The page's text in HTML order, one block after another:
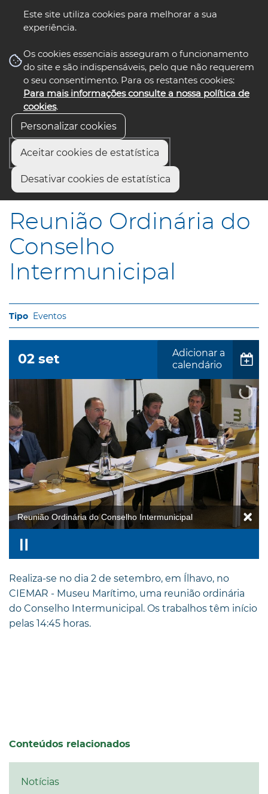
Este site utiliza cookies para melhorar a sua
experiência.
Os cookies essenciais asseguram o funcionamento
do site e são indispensáveis, pelo que não requerem
o seu consentimento. Para os restantes cookies:
Para mais informações consulte a nossa política de
cookies.
Personalizar cookies
Aceitar cookies de estatística
Desativar cookies de estatística
nos select language
Início
Reunião Ordinária do Conselho Intermunicipal
Reunião Ordinária do
Conselho
Intermunicipal
Eventos
02 set
Adicionar a
calendário
Reunião Ordinária do Conselho Intermunicipal
Realiza-se no dia 2 de setembro, em Ílhavo, no
CIEMAR - Museu Marítimo, uma reunião ordinária
do Conselho Intermunicipal. Os trabalhos têm início
pelas 14:45 horas.
Conteúdos relacionados
Notícias